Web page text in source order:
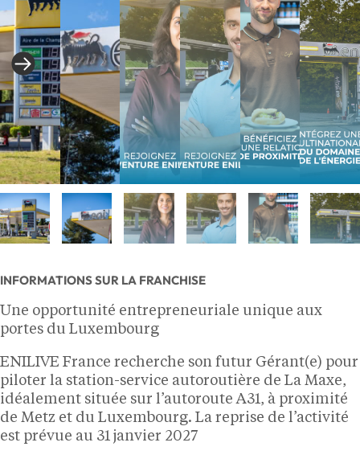
INFORMATIONS SUR LA FRANCHISE
Une opportunité entrepreneuriale unique aux
portes du Luxembourg
ENILIVE France recherche son futur Gérant(e) pour
piloter la station-service autoroutière de La Maxe,
idéalement située sur l’autoroute A31, à proximité
de Metz et du Luxembourg. La reprise de l’activité
est prévue au 31 janvier 2027